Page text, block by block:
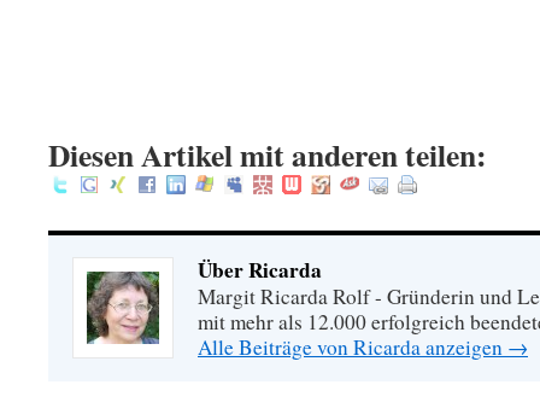
Diesen Artikel mit anderen teilen:
Über Ricarda
Margit Ricarda Rolf - Gründerin und
mit mehr als 12.000 erfolgreich
Alle Beiträge von Ricarda anzeigen →